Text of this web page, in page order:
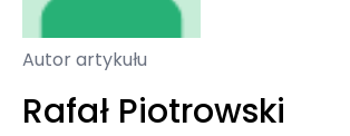
Autor artykułu
Rafał Piotrowski